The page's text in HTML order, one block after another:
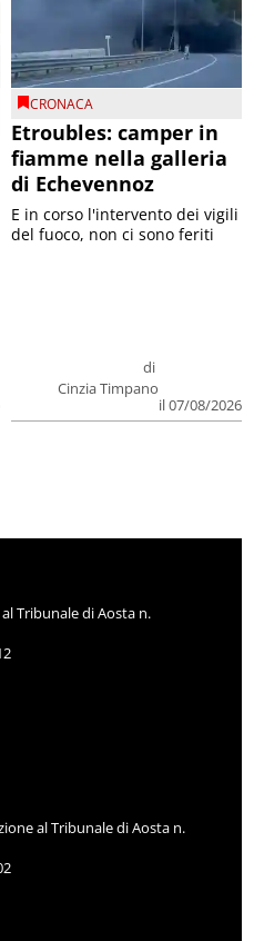
CRONACA
Etroubles: camper in
fiamme nella galleria
di Echevennoz
di
Cinzia Timpano
il 07/08/2026
E in corso l'intervento dei vigili
del fuoco, non ci sono feriti
Tribunale di Aosta n.
al Tribunale di Aosta n.